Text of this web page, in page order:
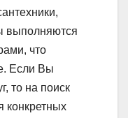
выполняются
что
Если Вы
то на поиск
конкретных